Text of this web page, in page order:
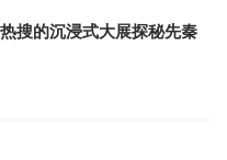
搜的沉浸式大展探秘先秦